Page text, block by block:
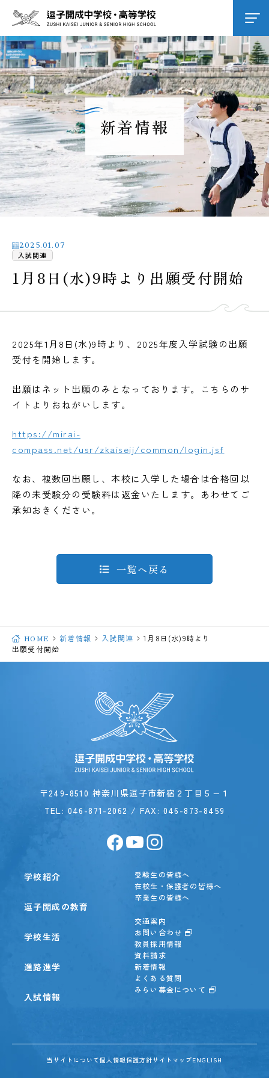
学校紹介
逗子開成の教育
学校生活
進路進学
受験生の皆様へ
よくある質問
みらい募金について
当サイトについて個人情報保護方針 サイトマップ ENGLISH
新着情報
2025.01.07
入試関連
1月8日(水)9時より出願受付開始
2025年1月8日(水)9時より、2025年度入学試験の出願
受付を開始します。
出願はネット出願のみとなっております。こちらのサ
イトよりおねがいします。
https://mirai-
compass.net/usr/zkaiseij/common/login.jsf
なお、複数回出願し、本校に入学した場合は合格回以
降の未受験分の受験料は返金いたします。あわせてご
承知おきください。
一覧へ戻る
HOME 新着情報 入試関連
1月8日(水)9時より
出願受付開始
〒249-8510 神奈川県逗子市新宿２丁目５−１
TEL: 046-871-2062 / FAX: 046-873-8459
受験生の皆様へ
在校生・保護者の皆様へ
卒業生の皆様へ
交通案内
お問い合わせ
教員採用情報
資料請求
新着情報
よくある質問
みらい募金について
学校紹介
逗子開成の教育
学校生活
進路進学
入試情報
当サイトについて個人情報保護方針サイトマップENGLISH